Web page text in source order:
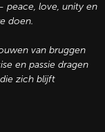
peace, love, unity en
doen.
van bruggen
en passie dragen
zich blijft